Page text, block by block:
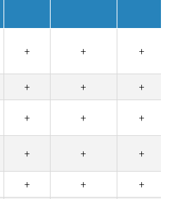
+ + +
+ +
+
+ + +
+ + +
+ +
+